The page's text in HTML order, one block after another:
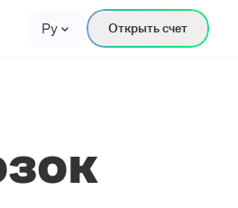
Ру Открыть счет